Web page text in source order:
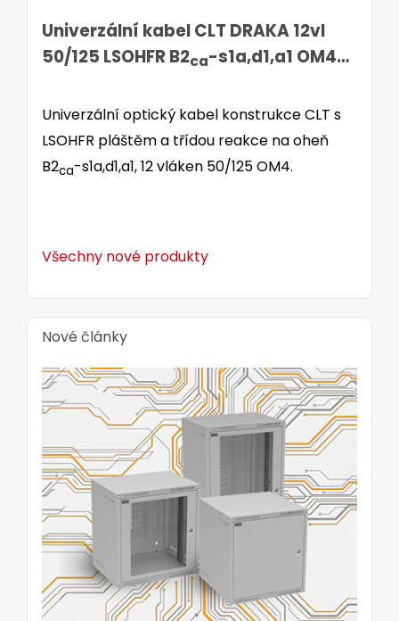
Univerzální kabel CLT DRAKA 12vl
50/125 LSOHFR B2ca-s1a,d1,a1 OM4
Univerzální optický kabel konstrukce CLT s
LSOHFR pláštěm a třídou reakce na oheň
B2ca-s1a,d1,a1, 12 vláken 50/125 OM4.
Všechny nové produkty
Nové články